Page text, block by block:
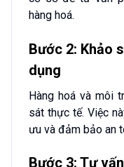
hàng hoá.
Bước 2: Khảo
dụng
Hàng hoá và môi
sát thực tế. Việc
ưu và đảm bảo an
Bước 3: Tư